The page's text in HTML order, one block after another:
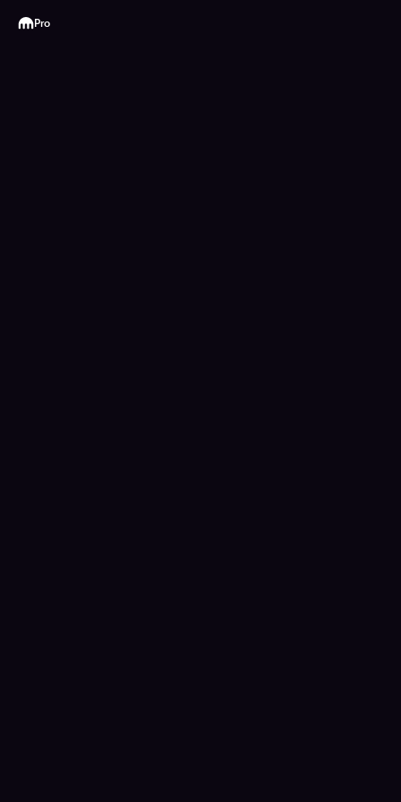
Kraken
Pro